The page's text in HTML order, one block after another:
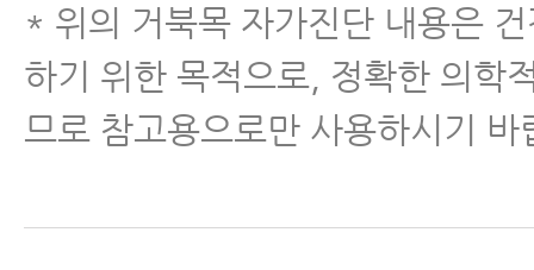
* 위의 거북목 자가진단 내용은
하기 위한 목적으로, 정확한 의학
므로 참고용으로만 사용하시기 바